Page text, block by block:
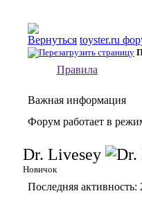
toyster.ru
Правила
Важная информация
Форум работает в
Dr. Livesey
Новичок
Последняя активность: